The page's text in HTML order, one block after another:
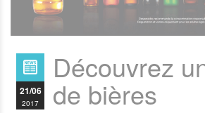
Découvrez
de bières
21/06
2017